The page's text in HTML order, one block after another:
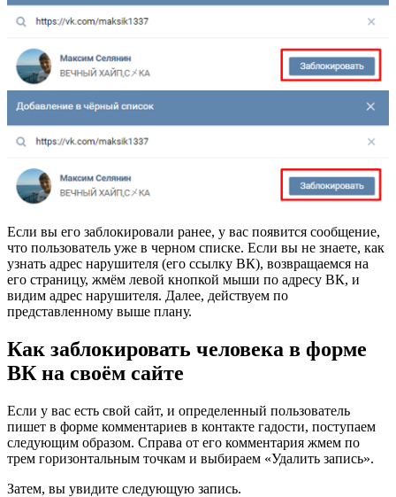
Если вы его заблокировали ранее, у вас появится сообщение,
что пользователь уже в черном списке. Если вы не знаете, как
узнать адрес нарушителя (его ссылку ВК), возвращаемся на
его страницу, жмём левой кнопкой мыши по адресу ВК, и
видим адрес нарушителя. Далее, действуем по
представленному выше плану.
Как заблокировать человека в форме
ВК на своём сайте
Если у вас есть свой сайт, и определенный пользователь
пишет в форме комментариев в контакте гадости, поступаем
следующим образом. Справа от его комментария жмем по
трем горизонтальным точкам и выбираем «Удалить запись».
Затем, вы увидите следующую запись.